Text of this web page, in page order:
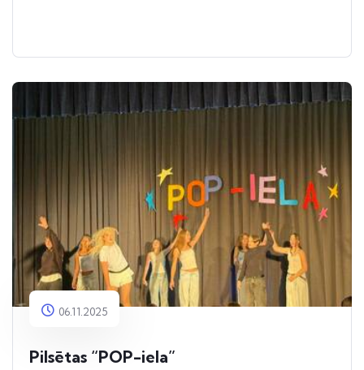
06.11.2025
Pilsētas “POP-iela”